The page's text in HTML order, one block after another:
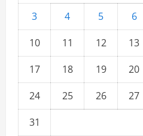
3
4 5 6
10
11 12 13
17
18 19 20
24
25 26 27
31